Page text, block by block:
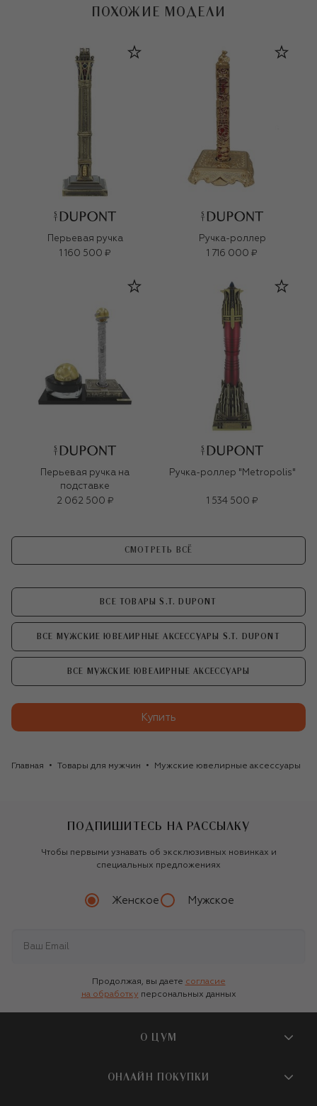
ПОХОЖИЕ МОДЕЛИ
Перьевая ручка
1 160 500 ₽
Ручка-роллер
1 716 000 ₽
Перьевая ручка на
подставке
2 062 500 ₽
Ручка-роллер "Metropolis"
1 534 500 ₽
СМОТРЕТЬ ВСЁ
ВСЕ ТОВАРЫ S.T. DUPONT
ВСЕ МУЖСКИЕ ЮВЕЛИРНЫЕ АКСЕССУАРЫ S.T. DUPONT
ВСЕ МУЖСКИЕ ЮВЕЛИРНЫЕ АКСЕССУАРЫ
Купить
Главная Товары для мужчин Мужские ювелирные аксессуары
ПОДПИШИТЕСЬ НА РАССЫЛКУ
Чтобы первыми узнавать об эксклюзивных новинках и
специальных предложениях
Женское Мужское
Продолжая, вы даете согласие
на обработку персональных данных
О ЦУМ
О магазине
ОНЛАЙН ПОКУПКИ